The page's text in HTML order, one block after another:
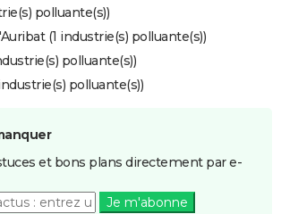
polluante(s))
(1 industrie(s) polluante(s))
polluante(s))
polluante(s))
et bons plans directement par e-
Je m'abonne